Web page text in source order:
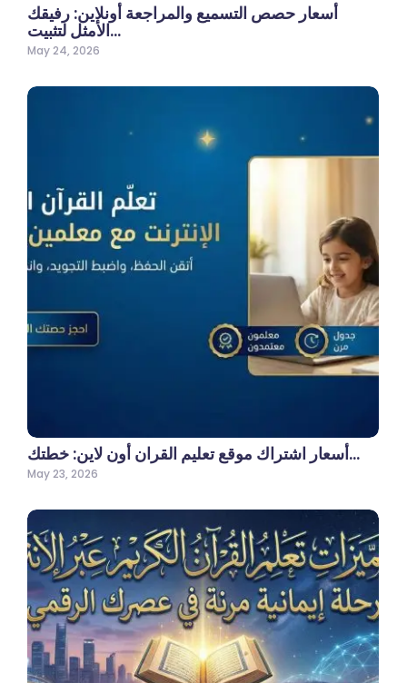
أسعار حصص التسميع والمراجعة أونلاين: رفيقك
الأمثل لتثبيت…
May 24, 2026
أسعار اشتراك موقع تعليم القران أون لاين: خطتك…
May 23, 2026